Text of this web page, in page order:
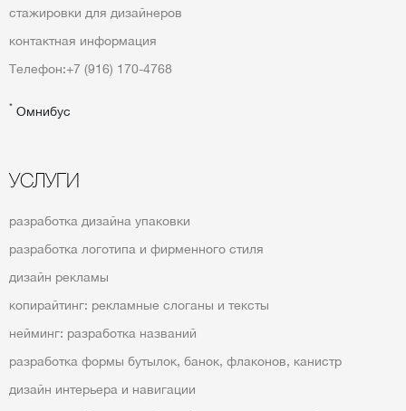
стажировки для дизайнеров
контактная информация
Телефон:+7 (916) 170-4768
* Омнибус
УСЛУГИ
разработка дизайна упаковки
разработка логотипа и фирменного стиля
дизайн рекламы
копирайтинг: рекламные слоганы и тексты
нейминг: разработка названий
разработка формы бутылок, банок, флаконов, канистр
дизайн интерьера и навигации